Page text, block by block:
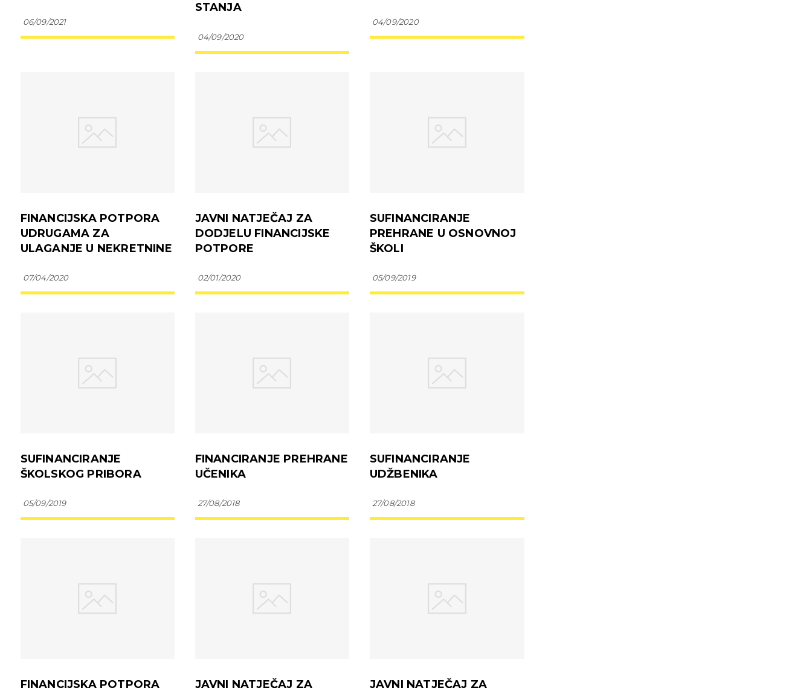
06/09/2021
STANJA
04/09/2020
04/09/2020
FINANCIJSKA POTPORA
UDRUGAMA ZA
ULAGANJE U NEKRETNINE
07/04/2020
JAVNI NATJEČAJ ZA
DODJELU FINANCIJSKE
POTPORE
02/01/2020
SUFINANCIRANJE
PREHRANE U OSNOVNOJ
ŠKOLI
05/09/2019
SUFINANCIRANJE
ŠKOLSKOG PRIBORA
05/09/2019
FINANCIRANJE PREHRANE
UČENIKA
27/08/2018
SUFINANCIRANJE
UDŽBENIKA
27/08/2018
FINANCIJSKA POTPORA JAVNI NATJEČAJ ZA JAVNI NATJEČAJ ZA